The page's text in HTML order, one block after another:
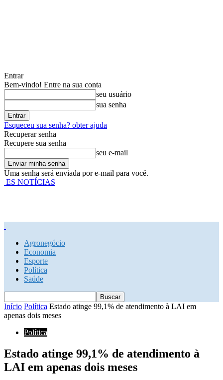
Entrar
Bem-vindo! Entre na sua conta
seu usuário
sua senha
Esqueceu sua senha? obter ajuda
Recuperar senha
Recupere sua senha
seu e-mail
Uma senha será enviada por e-mail para você.
ES NOTÍCIAS
Agronegócio
Economia
Esporte
Política
Saúde
Início Política Estado atinge 99,1% de atendimento à LAI em
apenas dois meses
Política
Estado atinge 99,1% de atendimento à
LAI em apenas dois meses